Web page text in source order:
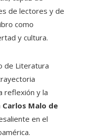
de lectores y de
como
y cultura.
de Literatura
reflexión y la
Carlos Malo de
en el